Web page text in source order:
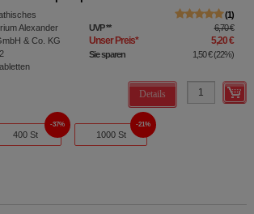
Alexander
& Co. KG
1
UVP** 6,70 €
Unser Preis* 5,20 €
Sie sparen 1,50 €(22%)
Details
400 St
37%
1000 St
21%